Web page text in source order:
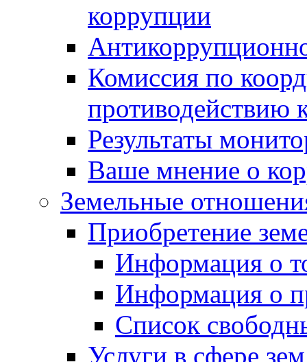
коррупции
Комиссия по
противодействию
Результаты
Ваше мнение о
Земельные
Приобретение
Информация о
Информация о
Список
Услуги в сфере